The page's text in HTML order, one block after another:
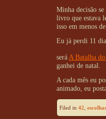
Minha decisão
livro que estava
isso em menos
Eu já perdi 11
seráA Batalha
ganhei de natal.
A cada mês eu
animado, eu
Filed in 42, escolhas